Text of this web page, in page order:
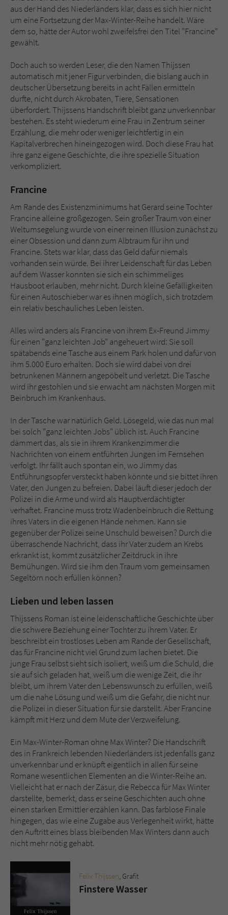
aus der Hand des Niederländers klar, dass es sich hier nicht
um eine Fortsetzung der Max-Winter-Reihe handelt. Wäre
dem so, hätte der Autor wohl zweifelsfrei den Titel "Francine"
gewählt.
Doch auch so werden Leser, die den Namen Thijssen
automatisch mit jener Figur verbinden, die bislang auch in
deutscher Übersetzung bereits in acht Fällen ermitteln
durfte, nicht durch Akrobaten, Tiere, Sensationen
überfordert. Thijssens Handschrift bleibt ganz unverkennbar
bestehen. Es steht wiederum eine Frau in Zentrum seiner
Erzählung, die mehr oder weniger leichtfertig in ein
Kapitalverbrechen hineingezogen wird. Doch diese Frau hat
ihre ganz eigene Geschichte, die ihre spezielle Situation
verkompliziert.
Francine
Am Rande des Existenzminimums hat Gerard seine Tochter
Francine alleine großgezogen. Sein großer Traum von einer
Weltumsegelung wurde von einer reinen Illusion zunächst zu
einer Obsession und dann zum Albtraum für ihn und
Francine. Stets war klar, dass das Geld dafür niemals
vorhanden sein würde. Bei ihrer Leidenschaft für das Leben
auf dem Wasser konnten sie sich ein schimmeliges
Hausboot erlauben, mehr nicht. Durch kleine Gefälligkeiten
für einen Autoschieber war es ihnen möglich, sich trotzdem
ein relativ beschauliches Leben leisten.
Alles wird anders als Francine von ihrem Ex-Freund Jimmy
für einen "ganz leichten Job" angeheuert wird: Sie soll
spätabends eine Tasche aus einem Park holen und dafür von
ihm 5.000 Euro erhalten. Doch sie wird dabei von drei
betrunkenen Männern angepöbelt und verletzt. Die Tasche
wird ihr gestohlen und sie erwacht am nächsten Morgen mit
Beinbruch im Krankenhaus.
In der Tasche war natürlich Geld. Lösegeld, wie das nun mal
bei solch "ganz leichten Jobs" üblich ist. Auch Francine
dämmert das, als sie in ihrem Krankenzimmer die
Nachrichten von einem entführten Jungen im Fernsehen
verfolgt. Ihr fällt auch spontan ein, wo Jimmy das
Entführungsopfer versteckt haben könnte und sie bittet ihren
Vater, den Jungen zu befreien. Dabei läuft dieser jedoch der
Polizei in die Arme und wird als Hauptverdächtigter
verhaftet. Francine muss trotz Wadenbeinbruch die Rettung
ihres Vaters in die eigenen Hände nehmen. Kann sie
gegenüber der Polizei seine Unschuld beweisen? Durch die
überraschende Nachricht, dass ihr Vater zudem an Krebs
erkrankt ist, kommt zusätzlicher Zeitdruck in ihre
Bemühungen. Wird sie ihm den Traum vom gemeinsamen
Segeltörn noch erfüllen können?
Lieben und leben lassen
Thijssens Roman ist eine leidenschaftliche Geschichte über
die schwere Beziehung einer Tochter zu ihrem Vater. Er
beschreibt ein trostloses Leben am Rande der Gesellschaft,
das für Francine nicht viel Grund zum lachen bietet. Die
junge Frau selbst sieht sich isoliert, weiß um die Schuld, die
sie auf sich geladen hat, weiß um die wenige Zeit, die ihr
bleibt, um ihrem Vater den Lebenswunsch zu erfüllen, weiß
um die nahe Lösung und weiß um die Gefahr, die nicht nur
die Polizei in dieser Situation für sie darstellt. Aber Francine
kämpft mit Herz und dem Mute der Verzweifelung.
Ein Max-Winter-Roman ohne Max Winter? Die Handschrift
des in Frankreich lebenden Niederländers ist jedenfalls ganz
unverkennbar und er knüpft eigentlich in allen für seine
Romane wesentlichen Elementen an die Winter-Reihe an.
Vielleicht hat er nach der Zäsur, die Rebecca für Max Winter
darstellte, bemerkt, dass er seine Geschichten auch ohne
einen starken Ermittler erzählen kann. Das farblose Finale
hingegen, das wie eine Zugabe aus Verlegenheit wirkt, hätte
den Auftritt eines blass bleibenden Max Winters dann auch
nicht mehr nötig gehabt.
Felix Thijssen, Grafit
Finstere Wasser
Sicherheitscode des Kontaktformulars zu
überprüfen.